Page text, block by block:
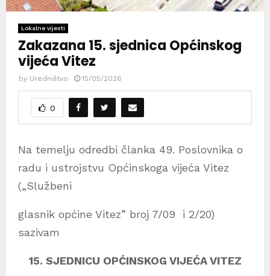
Lokalne vijesti
Zakazana 15. sjednica Općinskog
vijeća Vitez
by Uredništvo 15/05/2026
0
Na temelju odredbi članka 49. Poslovnika o
radu i ustrojstvu Općinskoga vijeća Vitez
(„Službeni
glasnik općine Vitez” broj 7/09 i 2/20)
sazivam
15. SJEDNICU OPĆINSKOG VIJEĆA VITEZ